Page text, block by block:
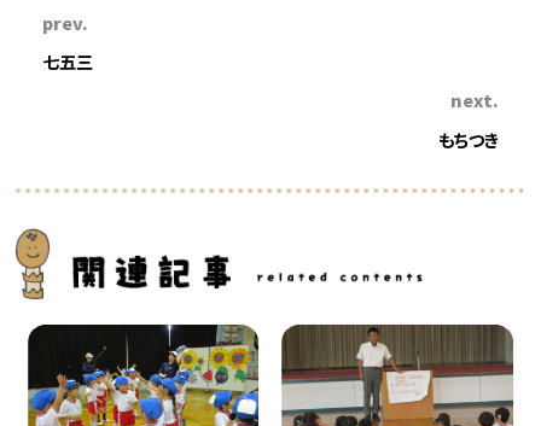
prev.
七五三
next.
もちつき